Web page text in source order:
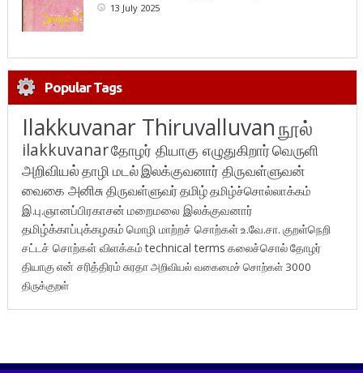
13 July 2025
Popular Tags
Ilakkuvanar Thiruvalluvanநூல்
ilakkuvanarதோழர் தியாகு எழுதுகிறார்வெருளி
அறிவியல்தாழி மடல்இலக்குவனார் திருவள்ளுவன்
வைகை அனிசுதிருவள்ளுவர்தமிழ்தமிழ்ச்சொல்லாக்கம்
இ.பு.ஞானப்பிரகாசன் மறைமலை இலக்குவனார்
தமிழ்க்காப்புக்கழகம் மொழி மாற்றச் சொற்கள்உ.வே.சா. குறள்நெறி
சட்டச் சொற்கள் விளக்கம்technical terms கலைச்சொல்தோழர்
தியாகுஎன் சரித்திரம்சுரதாஅறிவியல் வகைமைச் சொற்கள் 3000
திருக்குறள்